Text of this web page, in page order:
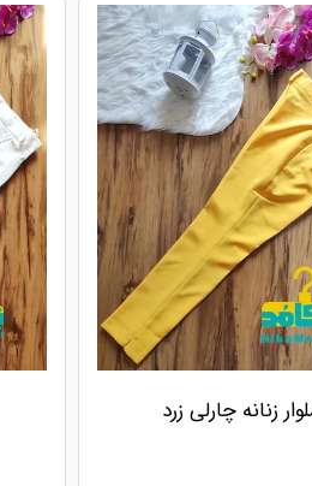
زنانه چارلی زرد